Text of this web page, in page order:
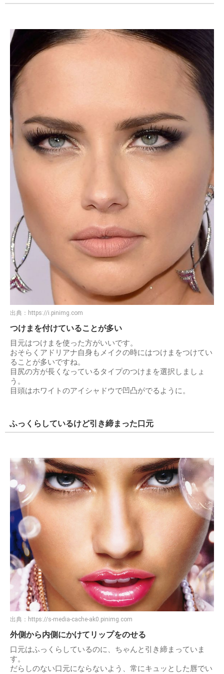
出典： https://i.pinimg.com
つけまを付けていることが多い
目元はつけまを使った方がいいです。
おそらくアドリアナ自身もメイクの時にはつけまをつけてい
ることが多いですね。
目尻の方が長くなっているタイプのつけまを選択しましょ
う。
目頭はホワイトのアイシャドウで凹凸がでるように。
ふっくらしているけど引き締まった口元
出典： https://s-media-cache-ak0.pinimg.com
外側から内側にかけてリップをのせる
口元はふっくらしているのに、ちゃんと引き締まっていま
す。
だらしのない口元にならないよう、常にキュッとした唇でい